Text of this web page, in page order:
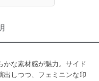
かな素材感が魅力。サイド
出しつつ、フェミニンな印